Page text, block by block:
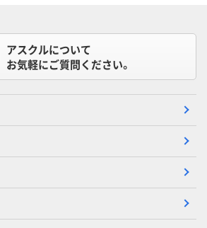
アスクルについて
お気軽にご質問ください。